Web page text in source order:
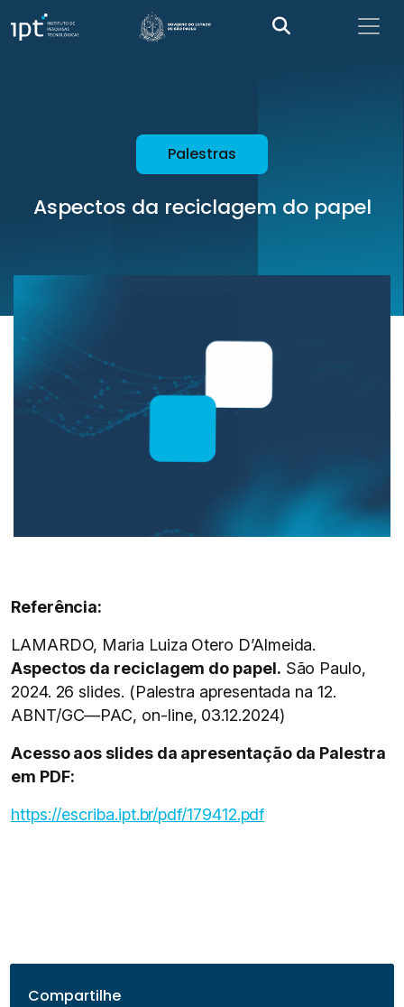
Palestras
Aspectos da reciclagem do papel
Referência:
LAMARDO, Maria Luiza Otero D’Almeida.
Aspectos da reciclagem do papel. São Paulo,
2024. 26 slides. (Palestra apresentada na 12.
ABNT/GC—PAC, on-line, 03.12.2024)
Acesso aos slides da apresentação da Palestra
em PDF:
https://escriba.ipt.br/pdf/179412.pdf
Compartilhe